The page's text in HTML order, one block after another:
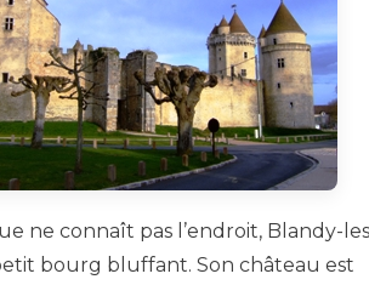
ne connaît pas l’endroit, Blandy-
bourg bluffant. Son château est